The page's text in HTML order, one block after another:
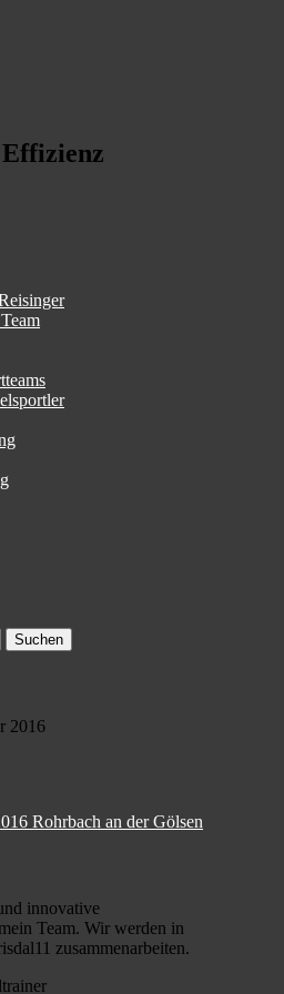
Effizienz
2016
Rohrbach an der Gölsen
innovative
Team. Wir werden in
zusammenarbeiten.